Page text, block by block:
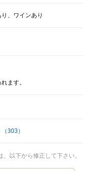
、ワインあり
ます。
（303）
以下から修正して下さい。